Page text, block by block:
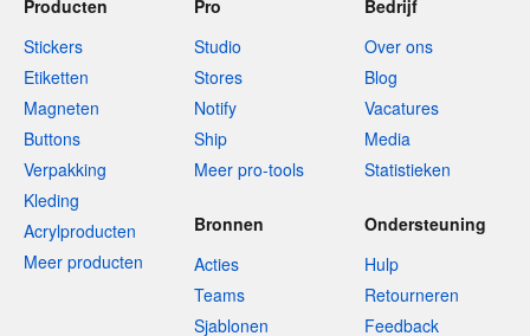
Producten
Stickers
Etiketten
Magneten
Buttons
Verpakking
Kleding
Acrylproducten
Meer producten
Pro
Studio
Stores
Notify
Ship
Meer pro-tools
Bedrijf
Over ons
Blog
Vacatures
Media
Statistieken
Bronnen
Acties
Teams
Sjablonen
Ondersteuning
Hulp
Retourneren
Feedback